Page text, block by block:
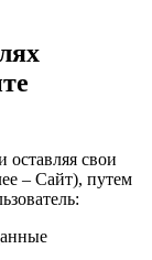
свои
– Сайт), путем